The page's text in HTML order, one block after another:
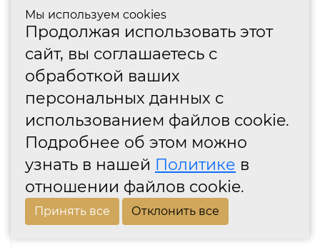
Мы используем cookies
Продолжая использовать этот
сайт, вы соглашаетесь с
обработкой ваших
персональных данных с
использованием файлов cookie.
Подробнее об этом можно
узнать в нашей Политике в
отношении файлов cookie.
Принять все Отклонить все